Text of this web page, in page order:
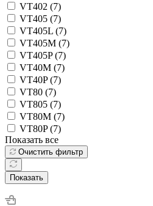
VT402 (7)
VT405 (7)
VT405L (7)
VT405M (7)
VT405P (7)
VT40M (7)
VT40P (7)
VT80 (7)
VT805 (7)
VT80M (7)
VT80P (7)
Показать все
Очистить фильтр
Показать